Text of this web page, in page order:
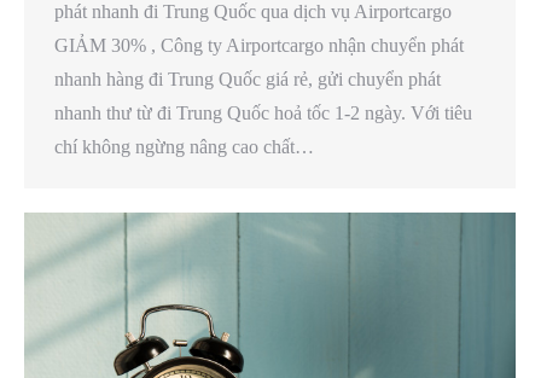
phát nhanh đi Trung Quốc qua dịch vụ Airportcargo
GIẢM 30% , Công ty Airportcargo nhận chuyển phát
nhanh hàng đi Trung Quốc giá rẻ, gửi chuyển phát
nhanh thư từ đi Trung Quốc hoả tốc 1-2 ngày. Với tiêu
chí không ngừng nâng cao chất…